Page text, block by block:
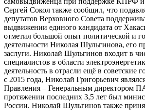
Сергей Сокол также сообщил, что
депутатов Верховного Совета
выдвижении единого кандидата от
отметил большой опыт политической и
деятельности Николая Шульгинова, его
заслуги. Николай Шульгинов входит в
специалистов в области
деятельность в отрасли ещё в советские
с 2015 года, Николай Григорьевич
Правления – Генеральным директором
протяжении последних 3,5 лет был
России. Николай Шульгинов также